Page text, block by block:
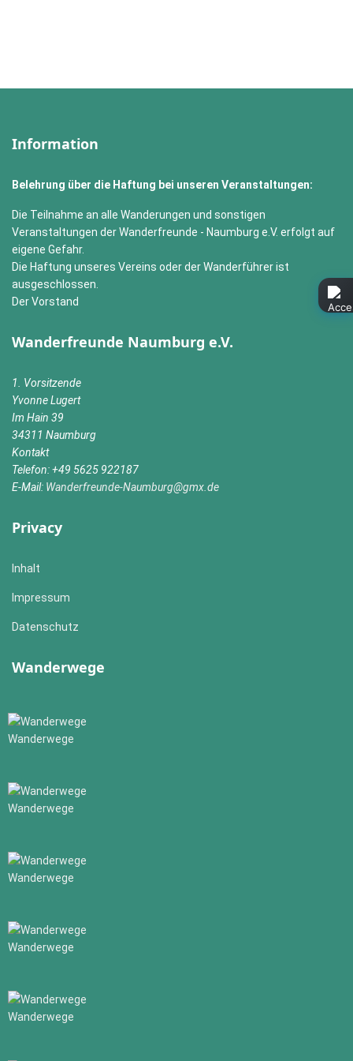
Information
Belehrung über die Haftung bei unseren Veranstaltungen:
Die Teilnahme an alle Wanderungen und sonstigen
Veranstaltungen der Wanderfreunde - Naumburg e.V. erfolgt auf
eigene Gefahr.
Die Haftung unseres Vereins oder der Wanderführer ist
ausgeschlossen.
Der Vorstand
Wanderfreunde Naumburg e.V.
1. Vorsitzende
Yvonne Lugert
Im Hain 39
34311 Naumburg
Kontakt
Telefon: +49 5625 922187
E-Mail: Wanderfreunde-Naumburg@gmx.de
Privacy
Inhalt
Impressum
Datenschutz
Wanderwege
Wanderwege
Wanderwege
Wanderwege
Wanderwege
Wanderwege